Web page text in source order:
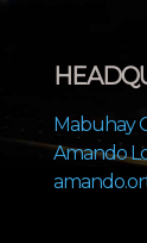
Mabuhay
Amando